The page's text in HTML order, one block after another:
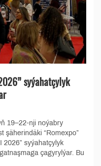
syýahatçylyk
19–22-nji noýabry
şäherindäki “Romexpo”
2026” syýahatçylyk
çagyrylýar. Bu